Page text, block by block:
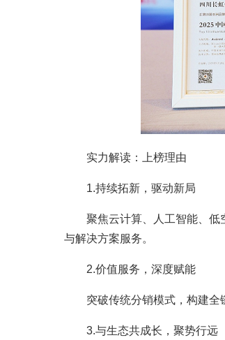
实力解读：上榜理由
1.持续拓新，驱动新局
聚焦云计算、人工智能、低
与解决方案服务。
2.价值服务，深度赋能
突破传统分销模式，构建全
3.与生态共成长，聚势行远